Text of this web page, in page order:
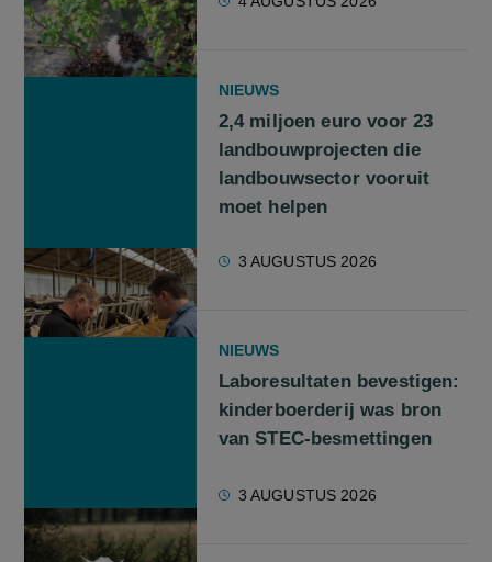
NIEUWS
2,4 miljoen euro voor 23
landbouwprojecten die
landbouwsector vooruit
moet helpen
3 AUGUSTUS 2026
NIEUWS
Laboresultaten bevestigen:
kinderboerderij was bron
van STEC-besmettingen
3 AUGUSTUS 2026